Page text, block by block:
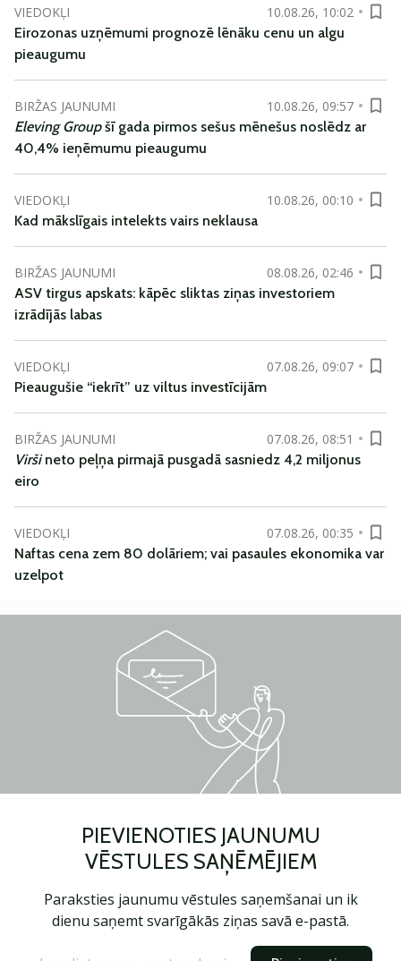
VIEDOKĻI
10.08.26, 10:02
Eirozonas uzņēmumi prognozē lēnāku cenu un algu
pieaugumu
BIRŽAS JAUNUMI
10.08.26, 09:57
Eleving Groupšī gada pirmos sešus mēnešus noslēdz ar
40,4% ieņēmumu pieaugumu
VIEDOKĻI
10.08.26, 00:10
Kad mākslīgais intelekts vairs neklausa
BIRŽAS JAUNUMI
08.08.26, 02:46
ASV tirgus apskats: kāpēc sliktas ziņas investoriem
izrādījās labas
VIEDOKĻI
07.08.26, 09:07
Pieaugušie “iekrīt” uz viltus investīcijām
BIRŽAS JAUNUMI
07.08.26, 08:51
Viršineto peļņa pirmajā pusgadā sasniedz 4,2 miljonus
eiro
VIEDOKĻI
07.08.26, 00:35
Naftas cena zem 80 dolāriem; vai pasaules ekonomika var
uzelpot
PIEVIENOTIES JAUNUMU
VĒSTULES SAŅĒMĒJIEM
Paraksties jaunumu vēstules saņemšanai un ik
dienu saņemt svarīgākās ziņas savā e-pastā.